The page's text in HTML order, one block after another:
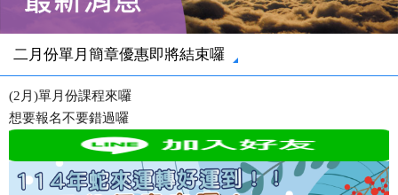
二月份單月簡章優惠即將結束囉
(2月)單月份課程來囉
想要報名不要錯過囉